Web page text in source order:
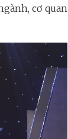
cơ quan